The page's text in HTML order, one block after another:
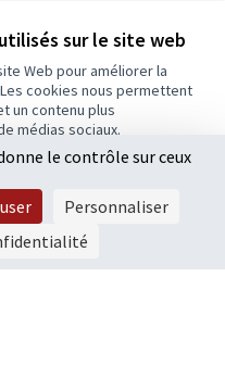
sur le site web
Web pour améliorer la
cookies nous permettent
un contenu plus
médias sociaux.
essentiels
110 000 €
: 50
6
le contrôle sur ceux
Personnaliser